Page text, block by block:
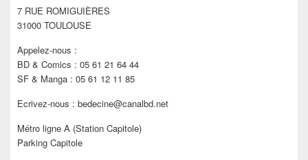
barre
latérale
7 RUE ROMIGUIÈRES
31000 TOULOUSE
Appelez-nous :
BD & Comics : 05 61 21 64 44
SF & Manga : 05 61 12 11 85
Ecrivez-nous : bedecine@canalbd.net
Métro ligne A (Station Capitole)
Parking Capitole